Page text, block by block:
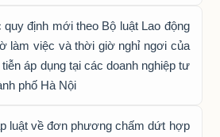
quy định mới theo Bộ luật Lao động
làm việc và thời giờ nghỉ ngơi của
áp dụng tại các doanh nghiệp tư
phố Hà Nội
luật về đơn phương chấm dứt hợp